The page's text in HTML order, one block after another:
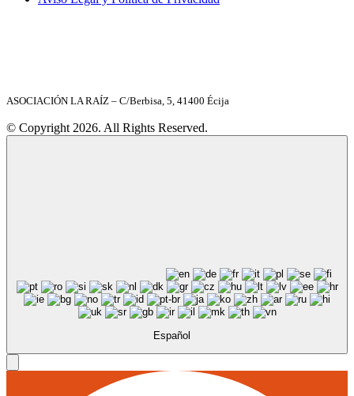
ASOCIACIÓN LA RAÍZ – C/Berbisa, 5, 41400 Écija
© Copyright 2026. All Rights Reserved.
Español